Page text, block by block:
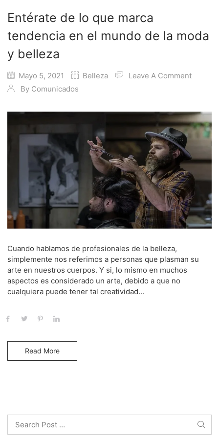
Entérate de lo que marca
tendencia en el mundo de la moda
y belleza
Mayo 5, 2021 Belleza
Leave A Comment
By Comunicados
Cuando hablamos de profesionales de la belleza,
simplemente nos referimos a personas que plasman su
arte en nuestros cuerpos. Y si, lo mismo en muchos
aspectos es considerado un arte, debido a que no
cualquiera puede tener tal creatividad...
Read More